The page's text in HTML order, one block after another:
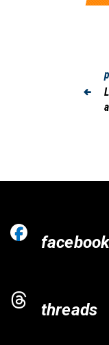
threads